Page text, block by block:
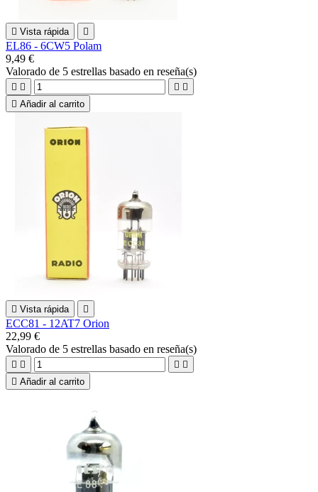
 Vista rápida 
EL86 - 6CW5 Polam
9,49 €
Valorado de 5 estrellas basado en reseña(s)
   
 Añadir al carrito
 Vista rápida 
ECC81 - 12AT7 Orion
22,99 €
Valorado de 5 estrellas basado en reseña(s)
   
 Añadir al carrito